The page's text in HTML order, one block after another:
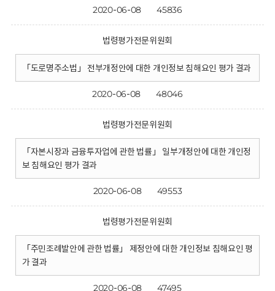
2020-06-08 45836
법령평가전문위원회
「도로명주소법」 전부개정안에 대한 개인정보 침해요인 평가 결과
2020-06-08 48046
법령평가전문위원회
「자본시장과 금융투자업에 관한 법률」 일부개정안에 대한 개인정
보 침해요인 평가 결과
2020-06-08 49553
법령평가전문위원회
「주민조례발안에 관한 법률」 제정안에 대한 개인정보 침해요인 평
가 결과
2020-06-08 47495